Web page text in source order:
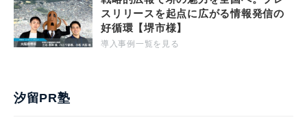
スリリースを起点に広がる情報発信の
好循環【堺市様】
導入事例一覧を見る
汐留PR塾